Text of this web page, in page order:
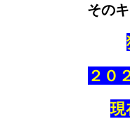
その
２０
現